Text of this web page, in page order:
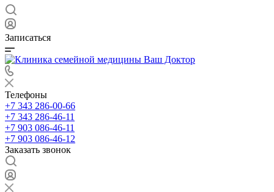
Записаться
Телефоны
+7 343 286-00-66
+7 343 286-46-11
+7 903 086-46-11
+7 903 086-46-12
Заказать звонок